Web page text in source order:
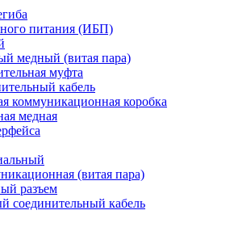
питания (ИБП)
медный (витая пара)
муфта
кабель
коммуникационная коробка
медная
(витая пара)
разъем
соединительный кабель